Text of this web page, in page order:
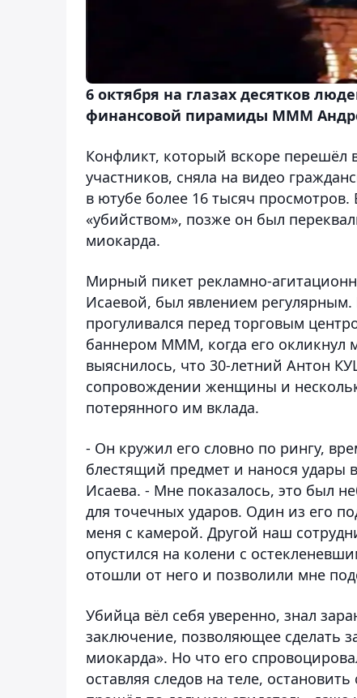
6 октября на глазах десятков
финансовой пирамиды МММ
Конфликт, который вскоре перешёл
участников, сняла на видео
в ютубе более 16 тысяч
«убийством», позже он был
миокарда.
Мирный пикет рекламно-
Исаевой, был явлением
прогуливался перед торговым
баннером МММ, когда его окликнул
выяснилось, что 30-летний Антон
сопровождении женщины и
потерянного им вклада.
- Он кружил его словно по рингу,
блестящий предмет и нанося удары
Исаева. - Мне показалось, это был
для точечных ударов. Один из его
меня с камерой. Другой наш
опустился на колени с
отошли от него и позволили мне
Убийца вёл себя уверенно, знал
заключение, позволяющее сделать
миокарда». Но что его
оставляя следов на теле,